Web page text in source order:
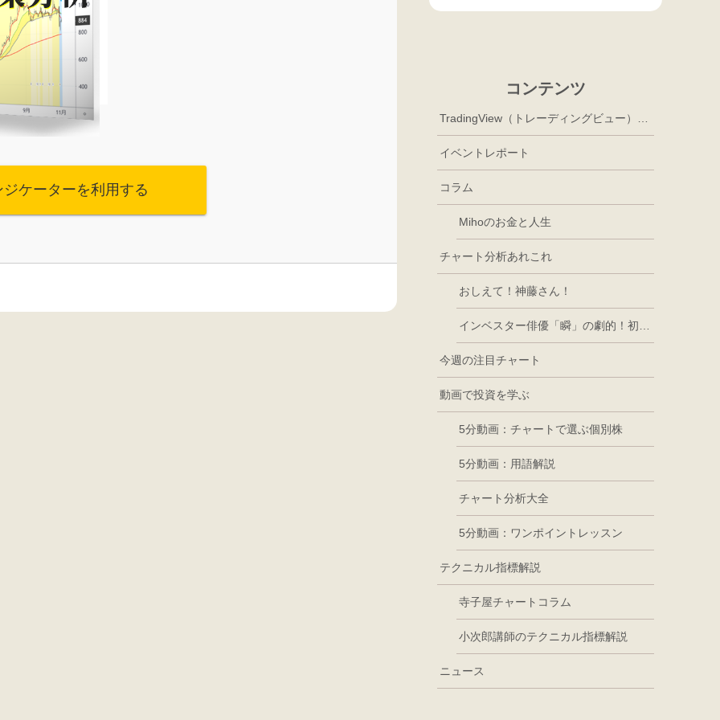
ケーターを利用する
コンテンツ
イベントレポート
コラム
Mihoのお金と人生
チャート分析あれこれ
おしえて！神藤さん！
今週の注目チャート
動画で投資を学ぶ
5分動画：チャートで選ぶ個別株
5分動画：用語解説
チャート分析大全
5分動画：ワンポイントレッスン
テクニカル指標解説
寺子屋チャートコラム
小次郎講師のテクニカル指標解説
ニュース